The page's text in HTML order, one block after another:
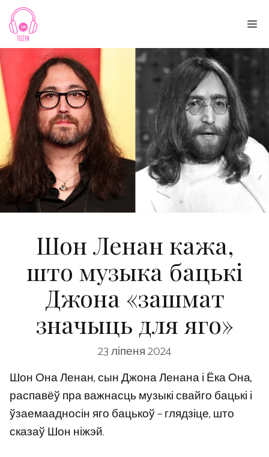
Skip
content
Шон Ленан кажа,
што музыка бацькі
Джона «зашмат
значыць для яго»
23 ліпеня 2024
Шон Она Ленан, сын Джона Ленана і Ёка Она,
распавёў пра важнасць музыкі свайго бацькі і
ўзаемаадносін яго бацькоў – глядзіце, што
сказаў Шон ніжэй.